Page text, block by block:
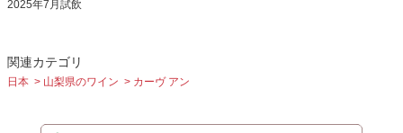
2025年7月試飲
関連カテゴリ
日本 山梨県のワイン カーヴ アン